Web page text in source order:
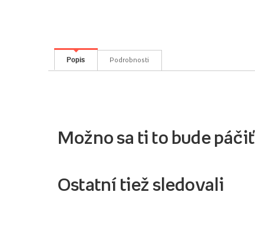
Popis Podrobnosti
Možno sa ti to bude páčiť
Ostatní tiež sledovali